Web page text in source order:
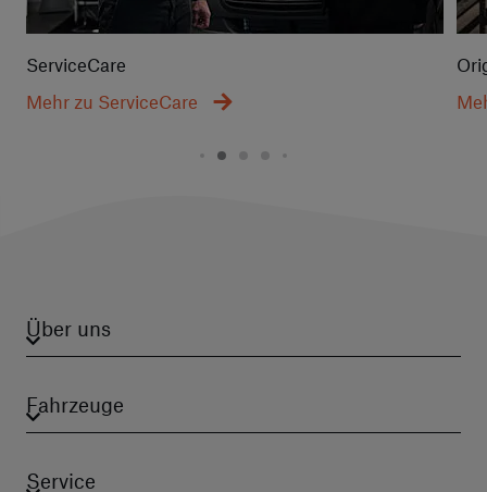
ServiceCare
Mehr zu ServiceCare
Über uns
Fahrzeuge
Service